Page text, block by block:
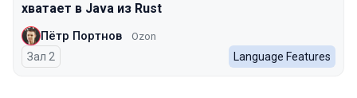
хватает в Java из Rust
Пётр Портнов Ozon
Зал 2 Language Features